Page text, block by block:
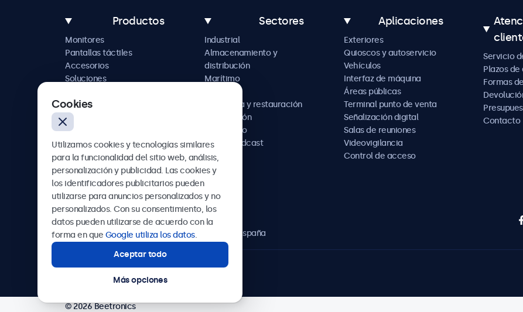
Productos
Monitores
Pantallas táctiles
Accesorios
Soluciones
Sectores
Industrial
Almacenamiento y
distribución
Marítimo
Hostelería y restauración
Automoción
Ferroviario
AV y broadcast
Sanidad
Aplicaciones
Exteriores
Quioscos y autoservicio
Vehículos
Interfaz de máquina
Áreas públicas
Terminal punto de venta
Señalización digital
Salas de reuniones
Videovigilancia
Control de acceso
Servicio
Plazos de
Formas
Contacto
Beetronics
Calle de María de Molina, 39, Madrid, 28006, España
4.8/5 la valoración de 5000+ empresas
© 2026 Beetronics
Cookies
Utilizamos cookies y tecnologías similares
para la funcionalidad del sitio web, análisis,
personalización y publicidad. Las cookies y
los identificadores publicitarios pueden
utilizarse para anuncios personalizados y no
personalizados. Con su consentimiento, los
datos pueden utilizarse de acuerdo con la
forma en que Google utiliza los datos.
Aceptar todo
Más opciones